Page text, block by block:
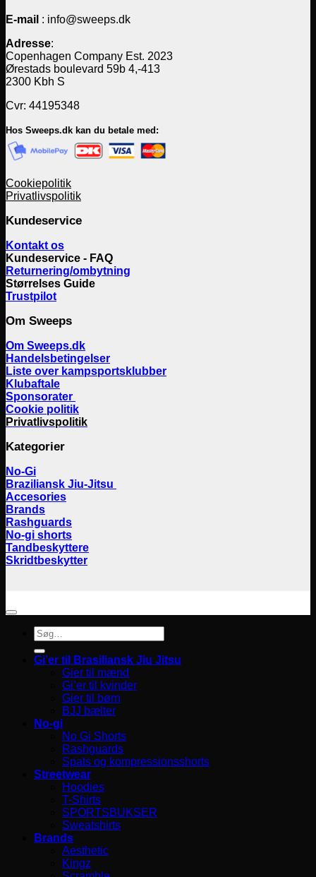
E-mail : info@sweeps.dk
Adresse:
Copenhagen Company Est. 2023
Ørestads boulevard 59b 4,-413
2300 Kbh S
Cvr: 44195348
Hos Sweeps.dk kan du betale med:
Cookiepolitik
Privatlivspolitik
Kundeservice
Kontakt os
Kundeservice - FAQ
Returnering/ombytning
Størrelses Guide
Trustpilot
Om Sweeps
Om Sweeps.dk
Handelsbetingelser
Liste over kampsportsklubber
Klubaftale
Sponsorater
Cookie politik
Privatlivspolitik
Kategorier
No-Gi
Braziliansk Jiu-Jitsu
Accesories
Brands
Rashguards
No-gi shorts
Tandbeskyttere
Skridtbeskytter
Søg
efter:
Gi’er til Brasiliansk Jiu Jitsu
Gier til mænd
Gi’er til kvinder
Gier til børn
BJJ bælter
No-gi
No Gi Shorts
Rashguards
Spats og kompressionsshorts
Streetwear
Hoodies
T-Shirts
SPORTSBUKSER
Sweatshirts
Brands
Aesthetic
Kingz